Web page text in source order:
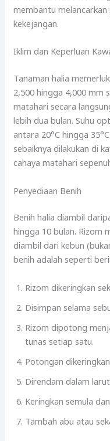
membantu
kekejangan.
Iklim dan Keperluan
Tanaman halia
2,500 hingga 4,000 mm
matahari secara
lebih dua bulan. Suhu
antara 20°C hingga
sebaiknya dilakukan di
cahaya matahari
Penyediaan Benih
Benih halia diambil
hingga 10 bulan. Rizom
diambil dari kebun
benih adalah seperti
Rizom dikeringkan
Disimpan selama
Rizom dipotong
tunas setiap satu.
Potongan
Direndam dalam
Keringkan semula
Tambah abu atau